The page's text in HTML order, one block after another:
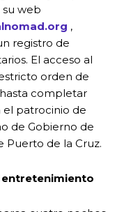
su web
,
registro de
El acceso al
orden de
completar
el patrocinio de
de Gobierno de
Puerto de la Cruz.
entretenimiento